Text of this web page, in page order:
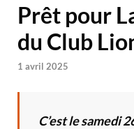
Prêt pour
du Club
1 avril 2025
C’est le samedi